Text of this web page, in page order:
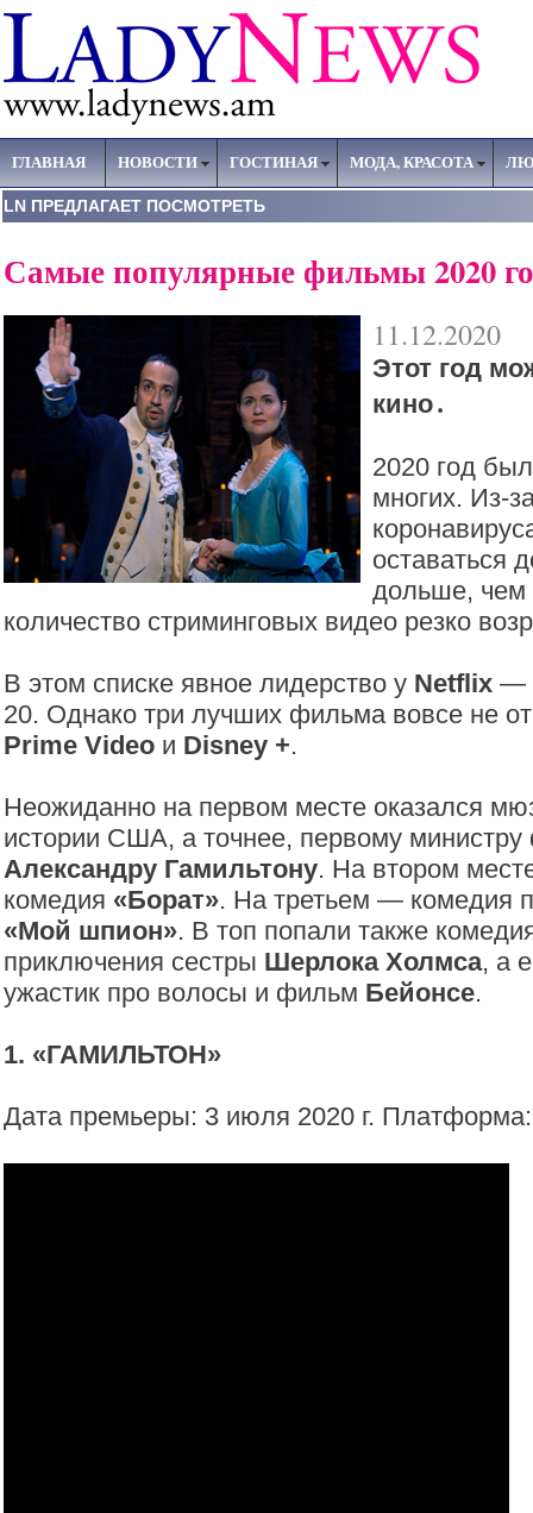
ГЛАВНАЯ НОВОСТИ ГОСТИНАЯ МОДА, КРАСОТА
LN ПРЕДЛАГАЕТ ПОСМОТРЕТЬ
Самые популярные фильмы 2020
11.12.2020
Этот год
кино․
2020 год
многих. Из-
оставаться
дольше, чем
количество стриминговых видео резко
В этом списке явное лидерство у Netflix —
20. Однако три лучших фильма вовсе не
Prime Video и Disney +.
Неожиданно на первом месте оказался
истории США, а точнее, первому министру
Александру Гамильтону. На втором
комедия «Борат». На третьем — комедия
«Мой шпион». В топ попали также
приключения сестры Шерлока Холмса, а
ужастик про волосы и фильм Бейонсе.
1. «ГАМИЛЬТОН»
Дата премьеры: 3 июля 2020 г.